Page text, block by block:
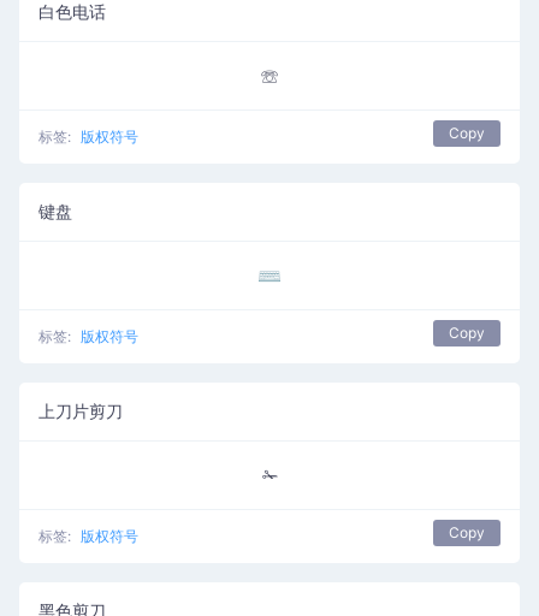
白色电话
☏
标签: 版权符号 Copy
键盘
⌨
标签: 版权符号 Copy
上刀片剪刀
✁
标签: 版权符号 Copy
黑色剪刀